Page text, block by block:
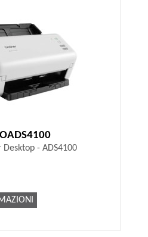
- ADS4100